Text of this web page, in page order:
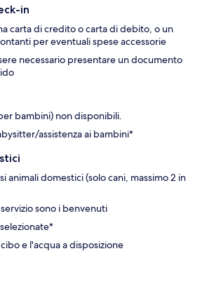
in
carta di credito o carta di debito, o un
per eventuali spese accessorie
necessario presentare un documento
bambini) non disponibili.
assistenza ai bambini*
animali domestici (solo cani, massimo 2 in
sono i benvenuti
e l'acqua a disposizione